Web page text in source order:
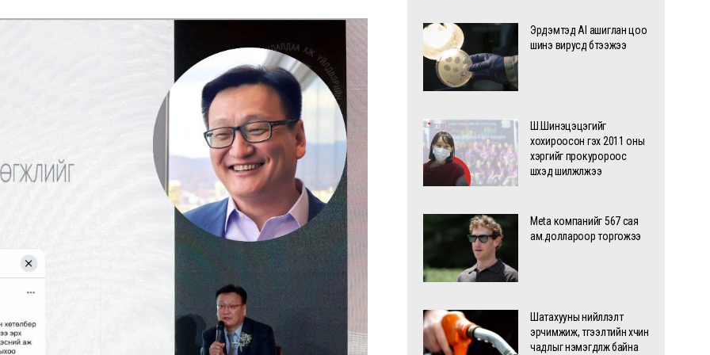
Эрдэмтэд AI ашиглан цоо
шинэ вирусүүд бүтээжээ
Ш.Шинэцэцэгийг
хохироосон гэх 2011 оны
хэргийг прокуророос
шүүхэд шилжүүлжээ
Meta компанийг 567 сая
ам.доллароор торгожээ
Шатахууны нийлүүлэлт
эрчимжиж, түгээлтийн хүчин
чадлыг нэмэгдүүлж байна